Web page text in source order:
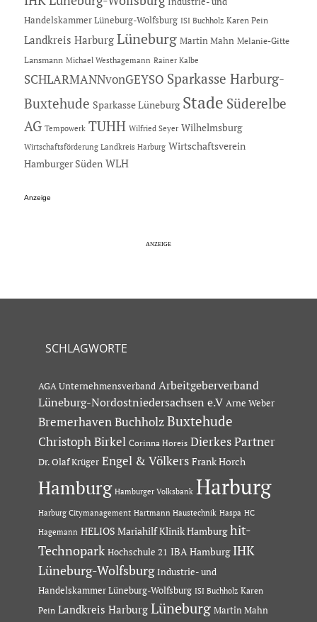
Handelskammer Lüneburg-Wolfsburg ISI Buchholz Karen Pein
Landkreis Harburg Lüneburg Martin Mahn Melanie-Gitte
Lansmann Michael Westhagemann Rainer Kalbe
SCHLARMANNvonGEYSO Sparkasse Harburg-
Buxtehude Sparkasse Lüneburg Stade Süderelbe
AG Tempowerk TUHH Wilfried Seyer Wilhelmsburg
Wirtschaftsförderung Landkreis Harburg Wirtschaftsverein
Hamburger Süden WLH
Anzeige
SCHLAGWORTE
AGA Unternehmensverband Arbeitgeberverband
Lüneburg-Nordostniedersachsen e.V Arne Weber
Bremerhaven Buchholz Buxtehude
Christoph Birkel Corinna Horeis Dierkes Partner
Dr. Olaf Krüger Engel & Völkers Frank Horch
Hamburg Hamburger Volksbank Harburg
Harburg Citymanagement Hartmann Haustechnik Haspa HC
Hagemann HELIOS Mariahilf Klinik Hamburg hit-
Technopark Hochschule 21 IBA Hamburg IHK
Lüneburg-Wolfsburg Industrie- und
Handelskammer Lüneburg-Wolfsburg ISI Buchholz Karen
Pein Landkreis Harburg Lüneburg Martin Mahn